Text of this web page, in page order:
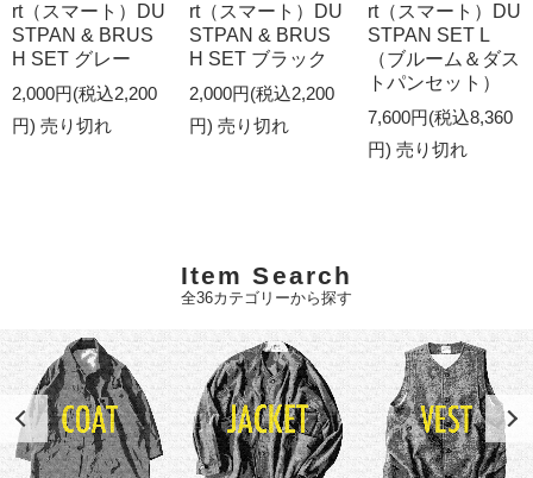
rt（スマート）DU
STPAN & BRUS
H SET グレー
2,000円(税込2,200
円) 売り切れ
rt（スマート）DU
STPAN & BRUS
H SET ブラック
2,000円(税込2,200
円)売り切れ
rt（スマート）DU
STPAN SET L
（ブルーム＆ダス
トパンセット）
7,600円(税込8,360
円) 売り切れ
Item Search
全36カテゴリーから探す